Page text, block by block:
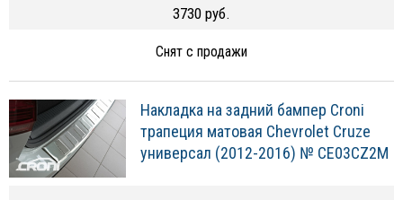
3730 руб.
Снят с продажи
Накладка на задний бампер Croni
трапеция матовая Chevrolet Cruze
универсал (2012-2016) № CE03CZ2M